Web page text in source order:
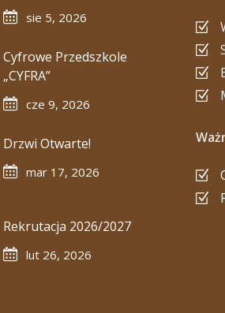
sie 5, 2026
Cyfrowe Przedszkole
„CYFRA”
cze 9, 2026
Drzwi Otwarte!
mar 17, 2026
Rekrutacja 2026/2027
lut 26, 2026